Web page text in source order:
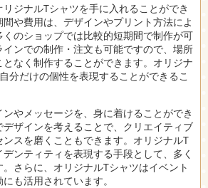
ジナルTシャツを手に入れることができ
や費用は、デザインやプリント方法によ
くのショップでは比較的短期間で制作が可
ンでの制作・注文も可能ですので、場所
なく制作することができます。オリジナ
分だけの個性を表現することができるこ
やメッセージを、身に着けることができ
デザインを考えることで、クリエイティブ
スを磨くこともできます。オリジナルT
ンティティを表現する手段として、多く
さらに、オリジナルTシャツはイベント
も活用されています。